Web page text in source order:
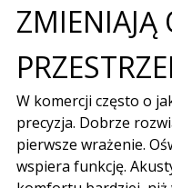
ZMIENIAJĄ
W komercji często o
precyzja. Dobrze
pierwsze wrażenie.
wspiera funkcję.